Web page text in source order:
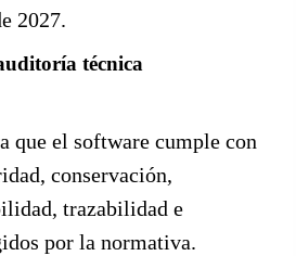
2027.
técnica
que el software cumple con
conservación,
trazabilidad e
por la normativa.